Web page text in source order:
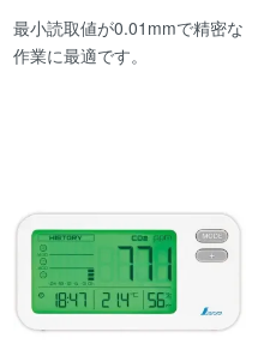
最小読取値が0.01mmで精密な
作業に最適です。